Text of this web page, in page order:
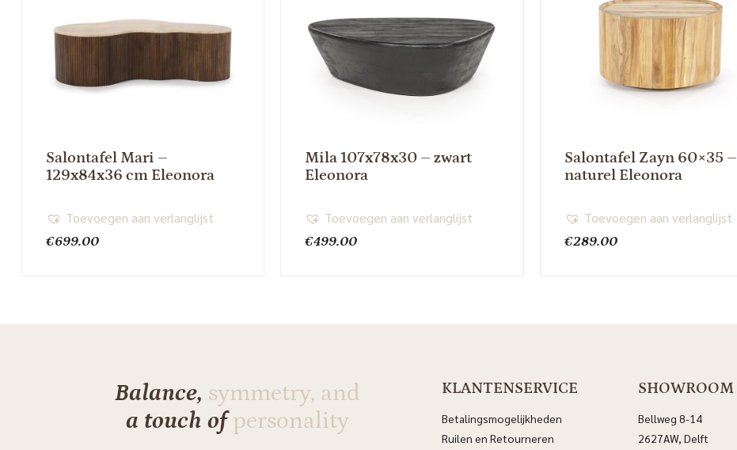
Salontafel Mari –
129x84x36 cm Eleonora
€699.00
Toevoegen aan verlanglijst
Mila 107x78x30 – zwart
Eleonora
€499.00
Toevoegen aan verlanglijst
Salontafel Zayn 60×35 –
naturel Eleonora
€289.00
Toevoegen aan verlanglijst
Balance, symmetry, and
a touch ofpersonality
KLANTENSERVICE
Betalingsmogelijkheden
Ruilen en Retourneren
SHOWROOM
Bellweg 8-14
2627AW, Delft